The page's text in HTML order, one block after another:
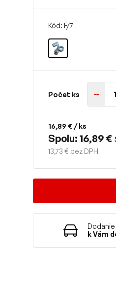
Kód: F/7
Počet ks
16,89 € / ks
Spolu: 16,89 €
13,73 € bez DPH
k Vám